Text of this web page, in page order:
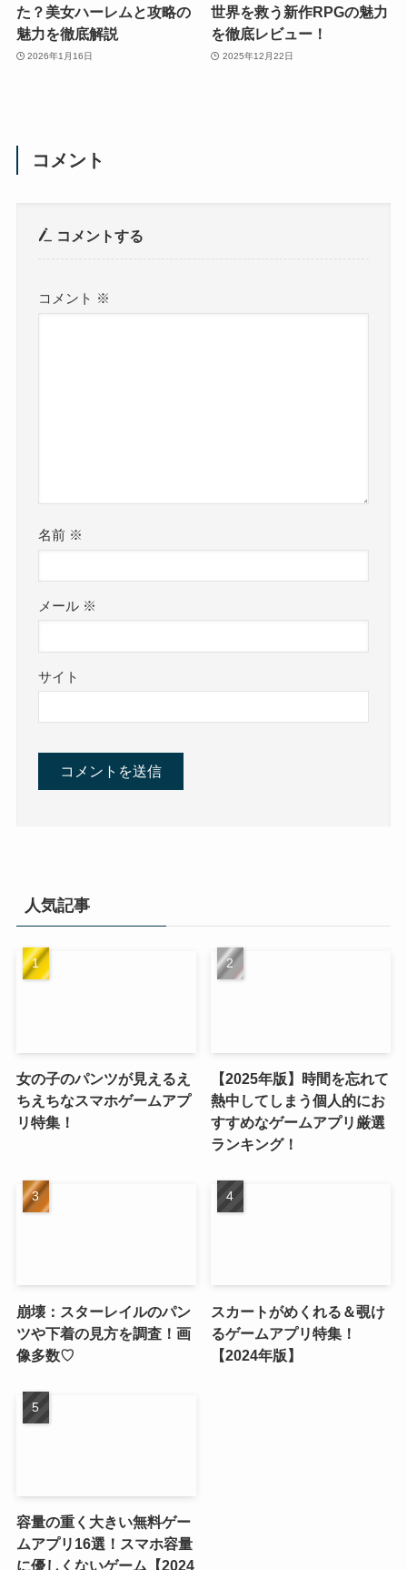
た？美女ハーレムと攻略の
魅力を徹底解説
2026年1月16日
世界を救う新作RPGの魅力
を徹底レビュー！
2025年12月22日
コメント
コメントする
コメント ※
名前 ※
メール ※
サイト
人気記事
女の子のパンツが見えるえ
ちえちなスマホゲームアプ
リ特集！
【2025年版】時間を忘れて
熱中してしまう個人的にお
すすめなゲームアプリ厳選
ランキング！
崩壊：スターレイルのパン
ツや下着の見方を調査！画
像多数♡
スカートがめくれる＆覗け
るゲームアプリ特集！
【2024年版】
容量の重く大きい無料ゲー
ムアプリ16選！スマホ容量
に優しくないゲーム【2024